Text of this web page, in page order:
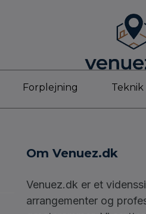
Forplejning Teknik
Om Venuez.dk
Venuez.dk er et
arrangementer og